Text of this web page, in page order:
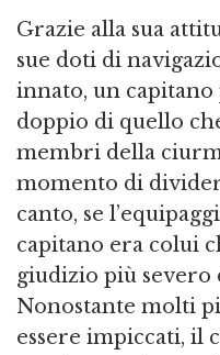
Grazie alla sua
sue doti di
innato, un
doppio di quello
membri della
momento di
canto, se
capitano era colui
giudizio più severo
Nonostante molti
essere impiccati, il